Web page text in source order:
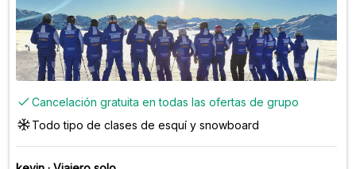
Cancelación gratuita en todas las ofertas de grupo
Todo tipo de clases de esquí y snowboard